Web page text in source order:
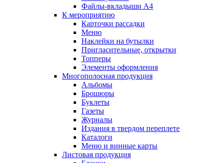
Файлы-вкладыши А4
К мероприятию
Карточки рассадки
Меню
Наклейки на бутылки
Пригласительные, открытки
Топперы
Элементы оформления
Многополосная продукция
Альбомы
Брошюры
Буклеты
Газеты
Журналы
Издания в твердом переплете
Каталоги
Меню и винные карты
Листовая продукция